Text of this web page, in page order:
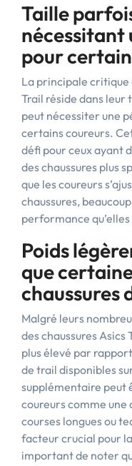
Taille
nécessitant
pour
La principale critique
Trail réside dans leur
peut nécessiter une
certains coureurs.
défi pour ceux ayant
des chaussures plus
que les coureurs
chaussures,
performance
Poids
que
chaussures
Malgré leurs
des chaussures
plus élevé par
de trail disponibles
supplémentaire peut
coureurs comme
courses longues ou
facteur crucial pour
important de noter